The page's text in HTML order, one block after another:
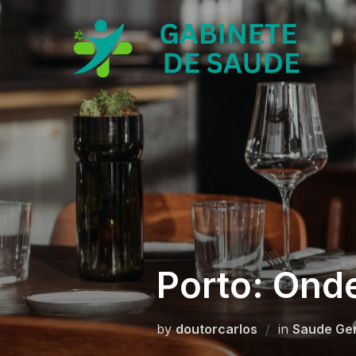
Skip
content
Porto:
bydoutorcarlos in Saude